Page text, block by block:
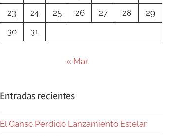
23
24 25 26 27 28
29
30
31
« Mar
Entradas recientes
El Ganso Perdido Lanzamiento Estelar